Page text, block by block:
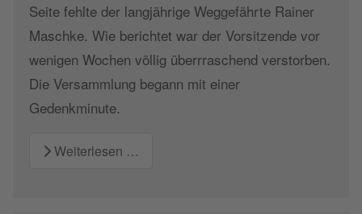
Seite fehlte der langjährige Weggefährte Rainer
Maschke. Wie berichtet war der Vorsitzende vor
wenigen Wochen völlig überrraschend verstorben.
Die Versammlung begann mit einer
Gedenkminute.
Weiterlesen …